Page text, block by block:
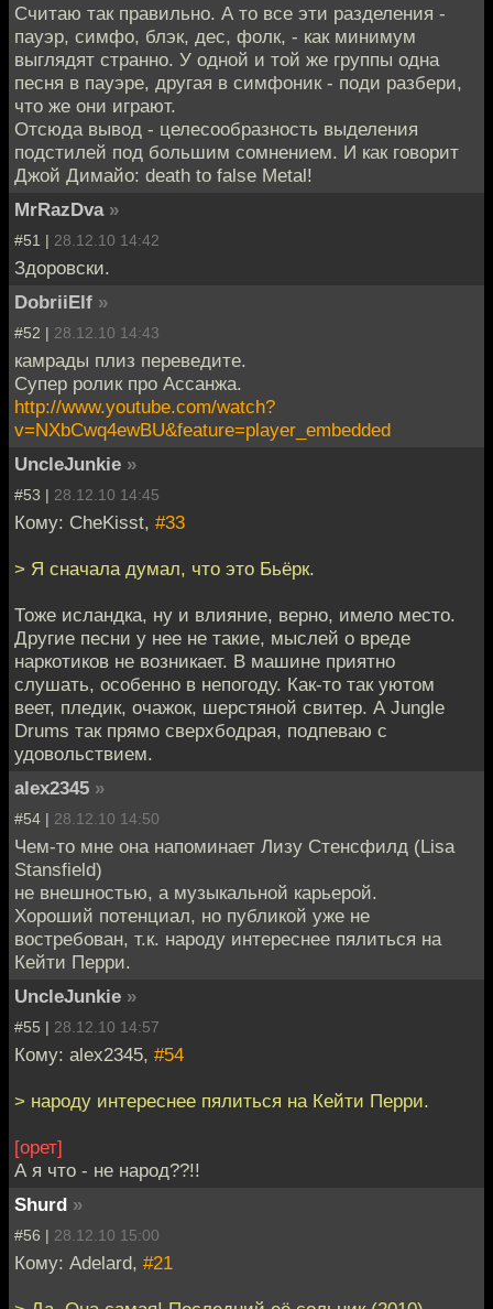
Считаю так правильно. А то все эти разделения -
пауэр, симфо, блэк, дес, фолк, - как минимум
выглядят странно. У одной и той же группы одна
песня в пауэре, другая в симфоник - поди разбери,
что же они играют.
Отсюда вывод - целесообразность выделения
подстилей под большим сомнением. И как говорит
Джой Димайо: death to false Metal!
MrRazDva »
#51 | 28.12.10 14:42
Здоровски.
DobriiElf »
#52 | 28.12.10 14:43
камрады плиз переведите.
Супер ролик про Ассанжа.
http://www.youtube.com/watch?
v=NXbCwq4ewBU&feature=player_embedded
UncleJunkie »
#53 | 28.12.10 14:45
Кому: CheKisst, #33
> Я сначала думал, что это Бьёрк.
Тоже исландка, ну и влияние, верно, имело место.
Другие песни у нее не такие, мыслей о вреде
наркотиков не возникает. В машине приятно
слушать, особенно в непогоду. Как-то так уютом
веет, пледик, очажок, шерстяной свитер. А Jungle
Drums так прямо сверхбодрая, подпеваю с
удовольствием.
alex2345 »
#54 | 28.12.10 14:50
Чем-то мне она напоминает Лизу Стенсфилд (Lisa
Stansfield)
не внешностью, а музыкальной карьерой.
Хороший потенциал, но публикой уже не
востребован, т.к. народу интереснее пялиться на
Кейти Перри.
UncleJunkie »
#55 | 28.12.10 14:57
Кому: alex2345, #54
> народу интереснее пялиться на Кейти Перри.
[орет]
А я что - не народ??!!
Shurd »
#56 | 28.12.10 15:00
Кому: Adelard, #21